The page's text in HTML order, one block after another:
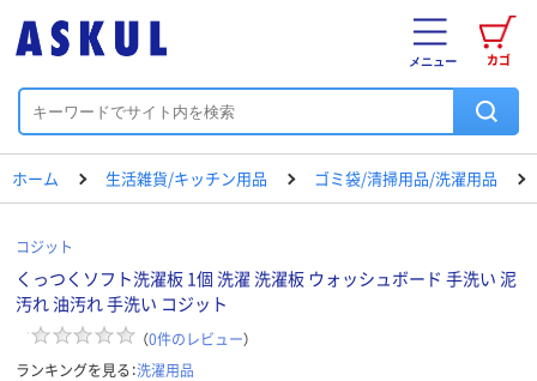
カゴ
メニュー
ホーム 生活雑貨/キッチン用品 ゴミ袋/清掃用品/洗濯用品
コジット
くっつくソフト洗濯板 1個 洗濯 洗濯板 ウォッシュボード 手洗い 泥
汚れ 油汚れ 手洗い コジット
（0件のレビュー）
ランキングを見る：洗濯用品